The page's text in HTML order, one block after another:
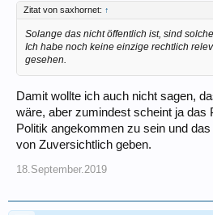
Zitat von saxhornet: ↑
Solange das nicht öffentlich ist, sind
Ich habe noch keine einzige rechtlich
gesehen.
Damit wollte ich auch nicht sagen,
wäre, aber zumindest scheint ja das
Politik angekommen zu sein und
von Zuversichtlich geben.
18.September.2019